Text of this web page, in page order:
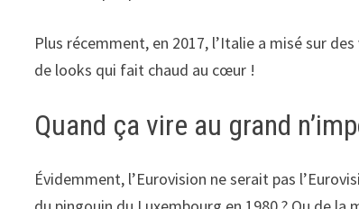
Plus récemment, en 2017, l’Italie a misé sur
de looks qui fait chaud au cœur !
Quand ça vire au grand
Évidemment, l’Eurovision ne serait pas